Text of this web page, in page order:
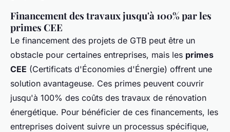
Financement des travaux jusqu'à 100% par les
primes CEE
Le financement des projets de GTB peut être un
obstacle pour certaines entreprises, mais les primes
CEE (Certificats d'Économies d'Énergie) offrent une
solution avantageuse. Ces primes peuvent couvrir
jusqu'à 100% des coûts des travaux de rénovation
énergétique. Pour bénéficier de ces financements, les
entreprises doivent suivre un processus spécifique,